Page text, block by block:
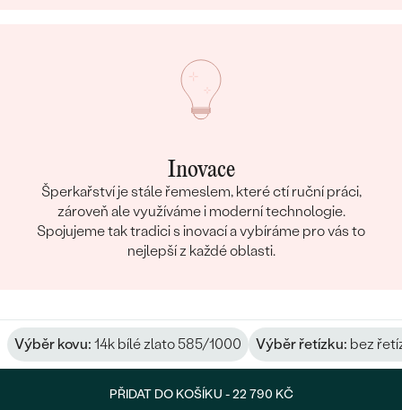
Inovace
Šperkařství je stále řemeslem, které ctí ruční práci,
zároveň ale využíváme i moderní technologie.
Spojujeme tak tradici s inovací a vybíráme pro vás to
nejlepší z každé oblasti.
Výběr kovu: 14k bílé zlato 585/1000 Výběr řetízku: bez
PŘIDAT DO KOŠÍKU -22 790 KČ